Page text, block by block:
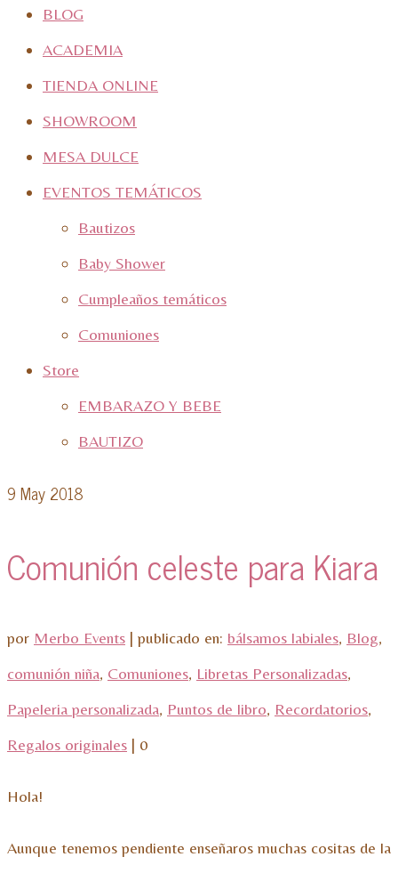
BLOG
ACADEMIA
TIENDA ONLINE
SHOWROOM
MESA DULCE
EVENTOS TEMÁTICOS
Bautizos
Baby Shower
Cumpleaños temáticos
Comuniones
Store
EMBARAZO Y BEBE
BAUTIZO
9 May 2018
Comunión celeste para Kiara
por Merbo Events | publicado en: bálsamos labiales, Blog,
comunión niña, Comuniones, Libretas Personalizadas,
Papeleria personalizada, Puntos de libro, Recordatorios,
Regalos originales | 0
Hola!
Aunque tenemos pendiente enseñaros muchas cositas de la